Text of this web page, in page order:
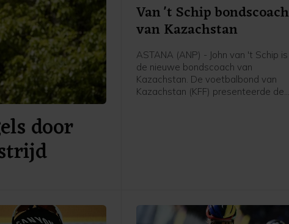
door
Van 't Schip bondscoach
van Kazachstan
ASTANA (ANP) - John van 't Schip is
de nieuwe bondscoach van
Kazachstan. De voetbalbond van
Kazachstan (KFF) presenteerde de